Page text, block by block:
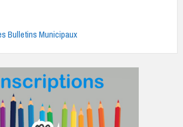
Bulletins Municipaux